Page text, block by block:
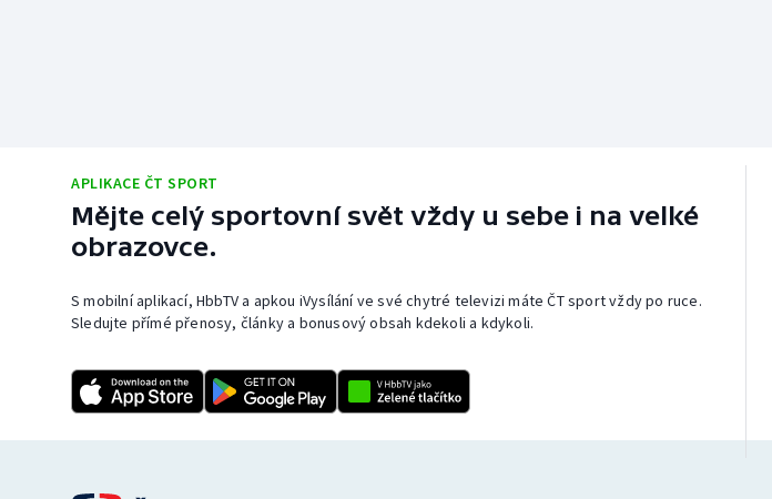
APLIKACE ČT SPORT
Mějte celý sportovní svět vždy u sebe i na velké
obrazovce.
S mobilní aplikací, HbbTV a apkou iVysílání ve své chytré televizi máte ČT sport vždy po ruce.
Sledujte přímé přenosy, články a bonusový obsah kdekoli a kdykoli.